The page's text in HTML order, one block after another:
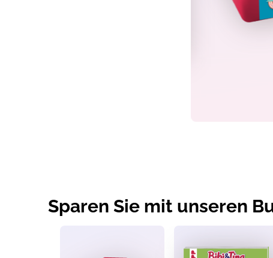
Sparen Sie mit unseren